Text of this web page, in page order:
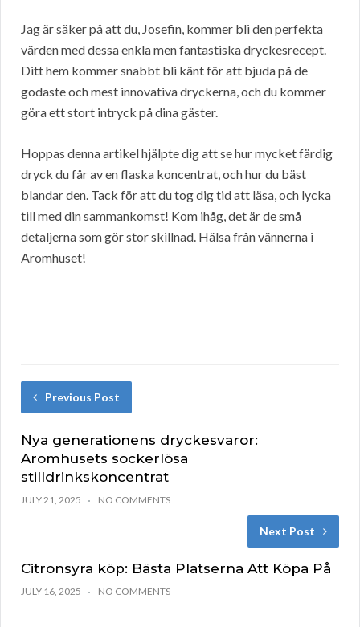
Jag är säker på att du, Josefin, kommer bli den perfekta
värden med dessa enkla men fantastiska dryckesrecept.
Ditt hem kommer snabbt bli känt för att bjuda på de
godaste och mest innovativa dryckerna, och du kommer
göra ett stort intryck på dina gäster.
Hoppas denna artikel hjälpte dig att se hur mycket färdig
dryck du får av en flaska koncentrat, och hur du bäst
blandar den. Tack för att du tog dig tid att läsa, och lycka
till med din sammankomst! Kom ihåg, det är de små
detaljerna som gör stor skillnad. Hälsa från vännerna i
Aromhuset!
Previous Post
Nya generationens dryckesvaror:
Aromhusets sockerlösa
stilldrinkskoncentrat
JULY 21, 2025 NO COMMENTS
Next Post
Citronsyra köp: Bästa Platserna Att Köpa På
JULY 16, 2025 NO COMMENTS